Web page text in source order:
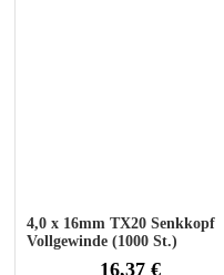
4,0 x 16mm TX20 Senkkopf
Vollgewinde (1000 St.)
16,37 €